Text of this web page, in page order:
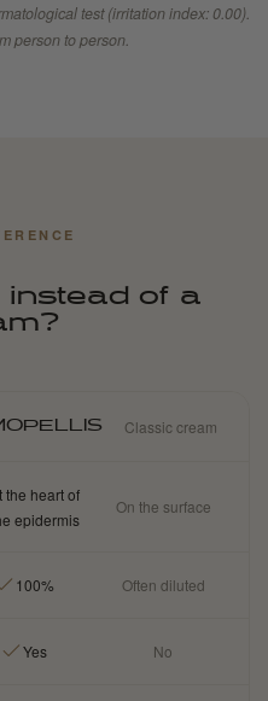
test (irritation index: 0.00).
person to person.
instead of a
Classic cream
the heart of
epidermis
On the surface
100% Often diluted
Yes No